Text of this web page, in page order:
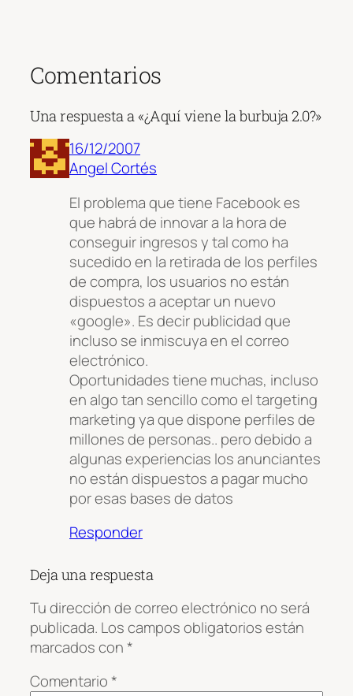
Comentarios
Una respuesta a «¿Aquí viene la burbuja 2.0?»
16/12/2007
Angel Cortés
El problema que tiene Facebook es
que habrá de innovar a la hora de
conseguir ingresos y tal como ha
sucedido en la retirada de los perfiles
de compra, los usuarios no están
dispuestos a aceptar un nuevo
«google». Es decir publicidad que
incluso se inmiscuya en el correo
electrónico.
Oportunidades tiene muchas, incluso
en algo tan sencillo como el targeting
marketing ya que dispone perfiles de
millones de personas.. pero debido a
algunas experiencias los anunciantes
no están dispuestos a pagar mucho
por esas bases de datos
Responder
Deja una respuesta
Tu dirección de correo electrónico no será
publicada. Los campos obligatorios están
marcados con*
Comentario*